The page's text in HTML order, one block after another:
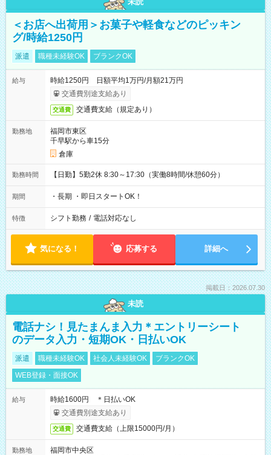
＜お店へ出荷用＞お菓子や軽食などのピッキン
グ/時給1250円
派遣 職種未経験OK ブランクOK
給与
時給1250円 日額平均1万円/月額21万円
交通費別途支給あり
交通費 交通費支給（規定あり）
勤務地
福岡市東区
千早駅から車15分
倉庫
勤務時間 【日勤】5勤2休 8:30～17:30（実働8時間/休憩60分）
期間 ・長期 ・即日スタートOK！
特徴 シフト勤務 / 電話対応なし
気になる！ 応募する 詳細へ
掲載日：2026.07.30
未読
電話ナシ！見たまんま入力＊エントリーシート
のデータ入力・短期OK・日払いOK
派遣 職種未経験OK 社会人未経験OK
ブランクOK
WEB登録・面接OK
給与
時給1600円 ＊日払いOK
交通費別途支給あり
交通費 交通費支給（上限15000円/月）
勤務地
福岡市中央区